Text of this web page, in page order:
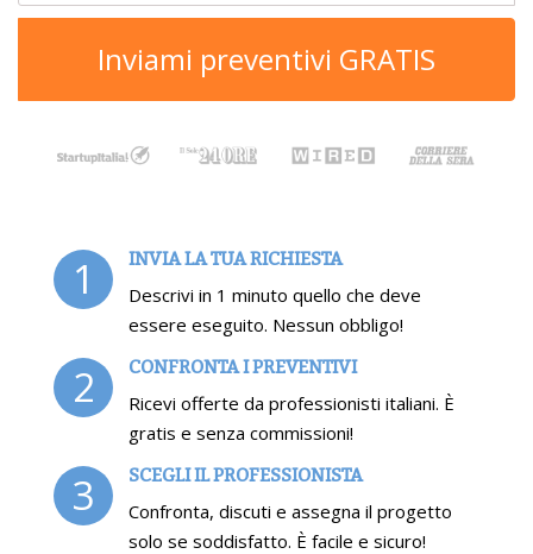
Inviami preventivi GRATIS
1 INVIA LA TUA RICHIESTA
Descrivi in 1 minuto quello che deve
essere eseguito. Nessun obbligo!
2 CONFRONTA I PREVENTIVI
Ricevi offerte da professionisti italiani. È
gratis e senza commissioni!
3 SCEGLI IL PROFESSIONISTA
Confronta, discuti e assegna il progetto
solo se soddisfatto. È facile e sicuro!